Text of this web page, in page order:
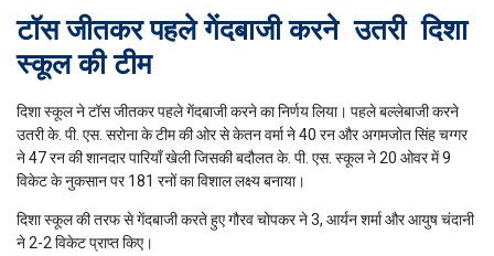
टॉस जीतकर पहले गेंदबाजी करने उतरी दिशा
स्कूल की टीम
दिशा स्कूल ने टॉस जीतकर पहले गेंदबाजी करने का निर्णय लिया। पहले बल्लेबाजी करने
उतरी के. पी. एस. सरोना के टीम की ओर से केतन वर्मा ने 40 रन और अगमजोत सिंह चग्गर
ने 47 रन की शानदार पारियाँ खेली जिसकी बदौलत के. पी. एस. स्कूल ने 20 ओवर में 9
विकेट के नुकसान पर 181 रनों का विशाल लक्ष्य बनाया।
दिशा स्कूल की तरफ से गेंदबाजी करते हुए गौरव चोपकर ने 3, आर्यन शर्मा और आयुष चंदानी
ने 2-2 विकेट प्राप्त किए।